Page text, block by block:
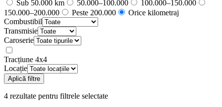
Sub 50.000 km
50.000–100.000
100.000–150.000
150.000–200.000
Peste 200.000
Orice kilometraj
Combustibil
Transmisie
Caroserie
Tracțiune 4x4
Locație
Aplică filtre
4 rezultate pentru filtrele selectate